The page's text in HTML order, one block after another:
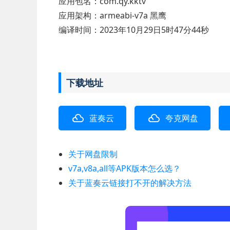
应用架构：armeabi-v7a 黑鹰
编译时间：2023年10月29日5时47分44秒
下载地址
蓝奏云 夸克网盘
关于网盘限制
v7a,v8a,all等APK版本怎么选？
关于蓝奏云链接打不开的解决方法